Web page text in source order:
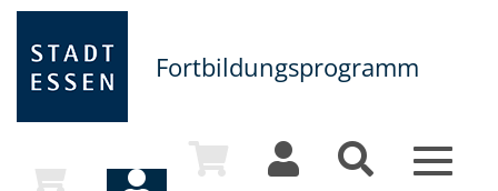
Fortbildungsprogramm
Toggle